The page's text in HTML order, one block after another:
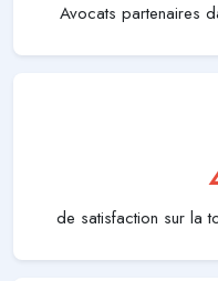
Avocats partenaires
de satisfaction sur la